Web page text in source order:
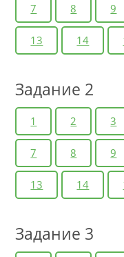
7 8 9
13 14
Задание 2
1 2 3
7 8 9
13 14
Задание 3